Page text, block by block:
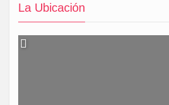
La Ubicación